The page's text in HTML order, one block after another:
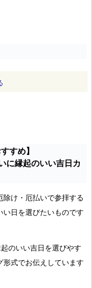
すめ】
に縁起のいい吉日カ
け・厄払いで参拝する
い日を選びたいものです
のいい吉日を選びやす
形式でお伝えしています